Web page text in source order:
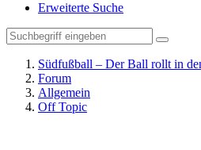
Erweiterte Suche
Südfußball – Der Ball rollt in
Forum
Allgemein
Off Topic